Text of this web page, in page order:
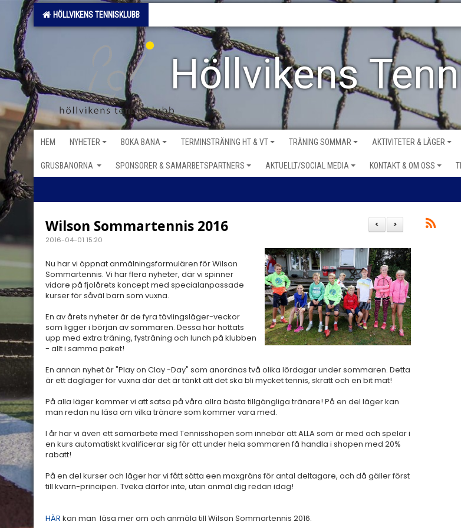
HÖLLVIKENS TENNISKLUBB
Höllvikens
HEM NYHETER BOKA BANA TERMINSTRÄNING HT & VT TRÄNING SOMMAR AKTIVITETER & LÄGER
GRUSBANORNA SPONSORER & SAMARBETSPARTNERS AKTUELLT/SOCIAL MEDIA KONTAKT & OM OSS
>
<
Wilson Sommartennis 2016
2016-04-01 15:20
Nu har vi öppnat anmälningsformulären för Wilson
Sommartennis. Vi har flera nyheter, där vi spinner
vidare på fjolårets koncept med specialanpassade
kurser för såväl barn som vuxna.
En av årets nyheter är de fyra tävlingsläger-veckor
som ligger i början av sommaren. Dessa har hottats
upp med extra träning, fysträning och lunch på klubben
- allt i samma paket!
En annan nyhet är "Play on Clay -Day" som anordnas två olika lördagar under sommaren. Detta
är ett dagläger för vuxna där det är tänkt att det ska bli mycket tennis, skratt och en bit mat!
På alla läger kommer vi att satsa på våra allra bästa tillgängliga tränare! På en del läger kan
man redan nu läsa om vilka tränare som kommer vara med.
I år har vi även ett samarbete med Tennisshopen som innebär att ALLA som är med och spelar i
en kurs automatiskt kvalificerar sig för att under hela sommaren få handla i shopen med 20%
rabatt!
På en del kurser och läger har vi fått sätta een maxgräns för antal deltagare, och då gäller först
till kvarn-principen. Tveka därför inte, utan anmäl dig redan idag!
HÄR kan man läsa mer om och anmäla till Wilson Sommartennis 2016.